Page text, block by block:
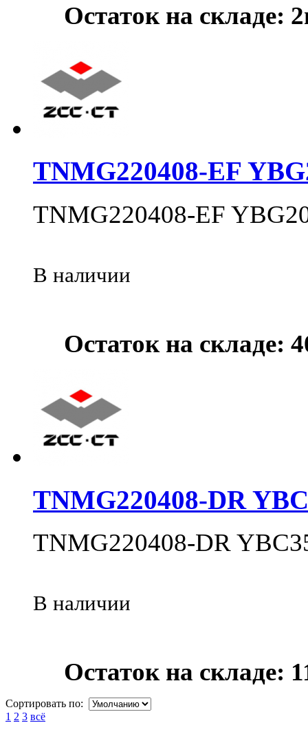
Остаток на складе:
TNMG220408-EF
TNMG220408-EF
В наличии
Остаток на складе:
TNMG220408-DR
TNMG220408-DR
В наличии
Остаток на складе:
Сортировать по:
1 2 3 всё